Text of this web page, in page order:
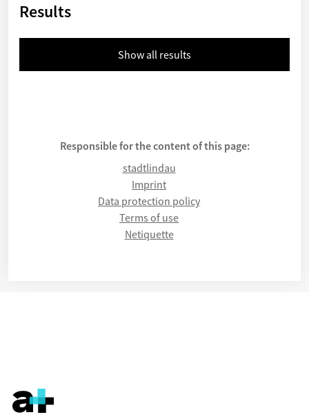
Results
Show all results
Responsible for the content of this page:
stadtlindau
Imprint
Data protection policy
Terms of use
Netiquette